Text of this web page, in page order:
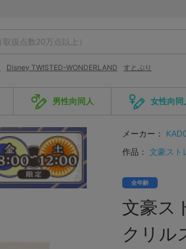
Disney TWISTED-WONDERLAND すとぷり
男性向同人 女性向同
メーカー：
作品： 文豪スト
全年齢
文豪ス
クリル